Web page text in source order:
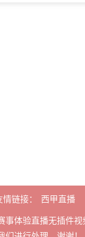
情链接： 西甲直播
体验直播无插件